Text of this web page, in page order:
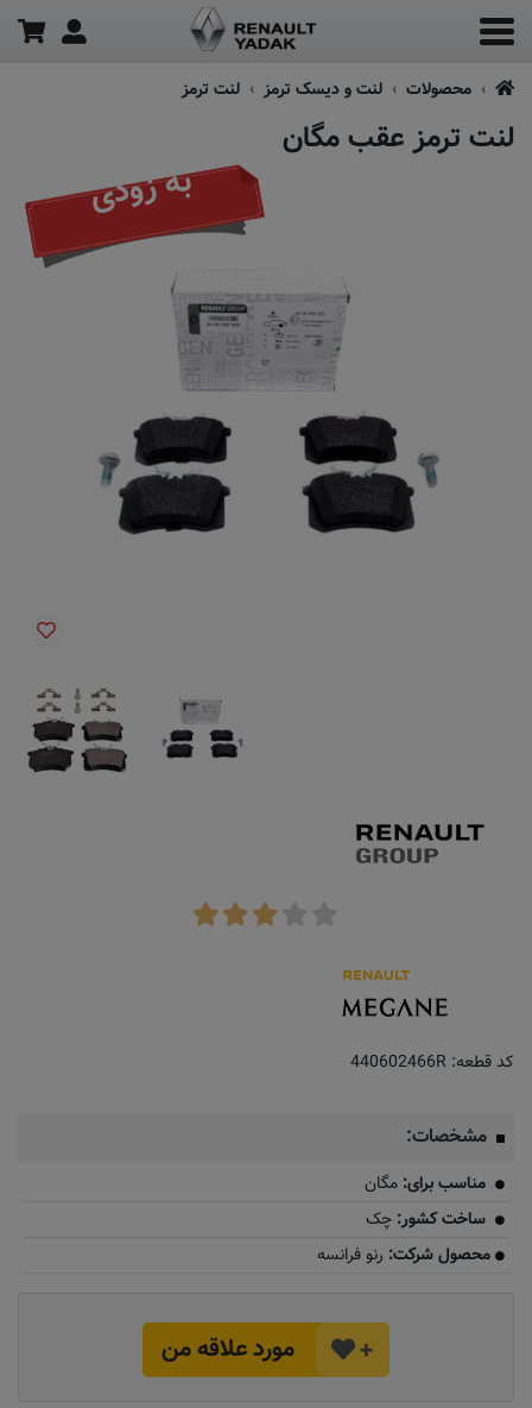
محصولات لنت و دیسک ترمز لنت ترمز
لنت ترمز عقب مگان
به زودی
کد قطعه: 440602466R
مشخصات:
مناسب برای: مگان
ساخت کشور: چک
محصول شرکت: رنو فرانسه
+ مورد علاقه من